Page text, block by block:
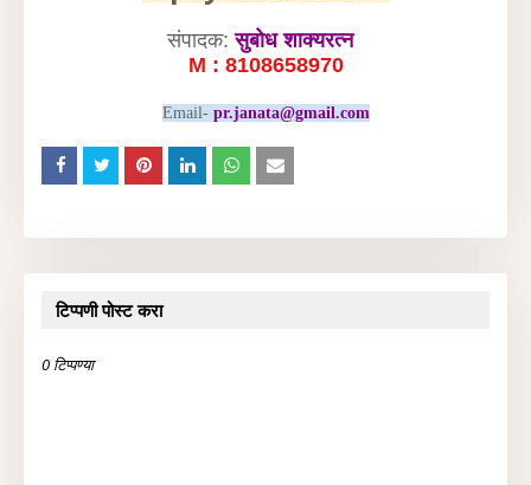
संपादक:सुबोध शाक्यरत्न
M : 8108658970
Email- pr.janata@gmail.com
टिप्पणी पोस्ट करा
0 टिप्पण्या